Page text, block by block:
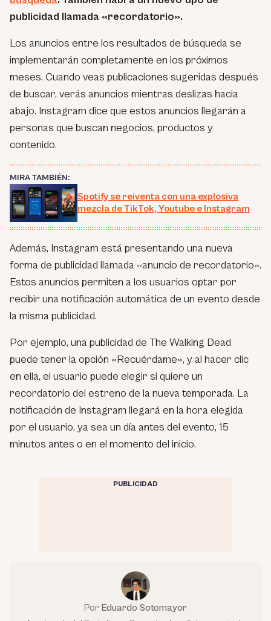
publicidad llamada «recordatorio».
Los anuncios entre los resultados de búsqueda se
implementarán completamente en los próximos
meses. Cuando veas publicaciones sugeridas después
de buscar, verás anuncios mientras deslizas hacia
abajo. Instagram dice que estos anuncios llegarán a
personas que buscan negocios, productos y
contenido.
MIRA TAMBIÉN:
Spotify se reiventa con una explosiva
mezcla de TikTok, Youtube e Instagram
Además, Instagram está presentando una nueva
forma de publicidad llamada «anuncio de recordatorio».
Estos anuncios permiten a los usuarios optar por
recibir una notificación automática de un evento desde
la misma publicidad.
Por ejemplo, una publicidad de The Walking Dead
puede tener la opción «Recuérdame», y al hacer clic
en ella, el usuario puede elegir si quiere un
recordatorio del estreno de la nueva temporada. La
notificación de Instagram llegará en la hora elegida
por el usuario, ya sea un día antes del evento, 15
minutos antes o en el momento del inicio.
PUBLICIDAD
Por Eduardo Sotomayor